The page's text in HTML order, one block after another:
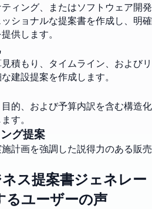
ィング、またはソフトウェア開発
ショナルな提案書を作成し、明確
供します。
積もり、タイムライン、およびリ
建設提案を作成します。
的、および予算内訳を含む構造化
す。
グ提案
計画を強調した説得力のある販売
ス提案書ジェネレー
るユーザーの声